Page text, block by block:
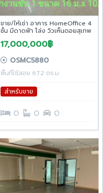
ขาย/ให้เช่า อาคาร HomeOffice 4
ชั้น มีดาดฟ้า โล่ง วิวเห็นดอยสุเทพ
ชัดเจน โซนเจ็ดยอด เชียงใหม่
17,000,000฿
OSMC5880
พื้นที่ใช้สอย 672 ตร.ม.
สำหรับขาย
0 0 0